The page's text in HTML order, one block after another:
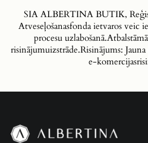
SIA ALBERTINA BUTIK,
Atveseļošanasfonda ietvaros veic
procesu
risinājumuizstrāde.Risinājums:
e-